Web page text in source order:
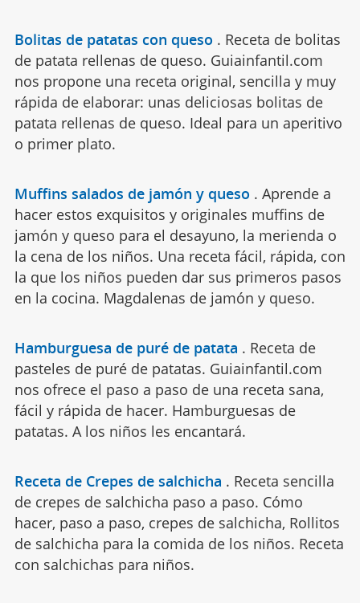
Bolitas de patatas con queso . Receta de bolitas
de patata rellenas de queso. Guiainfantil.com
nos propone una receta original, sencilla y muy
rápida de elaborar: unas deliciosas bolitas de
patata rellenas de queso. Ideal para un aperitivo
o primer plato.
Muffins salados de jamón y queso . Aprende a
hacer estos exquisitos y originales muffins de
jamón y queso para el desayuno, la merienda o
la cena de los niños. Una receta fácil, rápida, con
la que los niños pueden dar sus primeros pasos
en la cocina. Magdalenas de jamón y queso.
Hamburguesa de puré de patata . Receta de
pasteles de puré de patatas. Guiainfantil.com
nos ofrece el paso a paso de una receta sana,
fácil y rápida de hacer. Hamburguesas de
patatas. A los niños les encantará.
Receta de Crepes de salchicha . Receta sencilla
de crepes de salchicha paso a paso. Cómo
hacer, paso a paso, crepes de salchicha, Rollitos
de salchicha para la comida de los niños. Receta
con salchichas para niños.